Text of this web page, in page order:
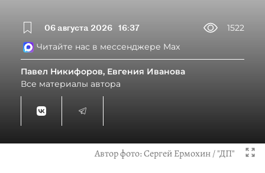
06 августа 2026 16:37
1522
Читайте нас в мессенджере Max
Павел Никифоров, Евгения Иванова
Все материалы автора
Автор фото:Сергей Ермохин / "ДП"